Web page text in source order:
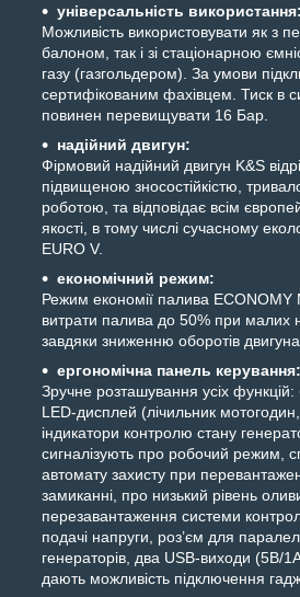
універсальність використання:
Можливість використовувати як з
балоном, так і зі стаціонарною
газу (газгольдером). За умови
сертифікованим фахівцем. Тиск в
повинен перевищувати 16 Бар.
надійний двигун:
Фірмовий надійний двигун K&S
підвищеною зносостійкістю,
роботою, та відповідає всім
якості, в тому числі сучасному
EURO V.
економічний режим:
Режим економії палива
витрати палива до 50% при малих
завдяки зниженню оборотів двигуна.
ергономічна панель керування:
Зручне розташування усіх функцій:
LED-дисплей (лічильник
індикатори контролю стану
сигналізують про робочий режим,
автомату захисту при
замиканні, про низький рівень
перезавантаження системи
подачі напруги, роз’єм для
генераторів, два USB-виходи (5B/
дають можливість підключення